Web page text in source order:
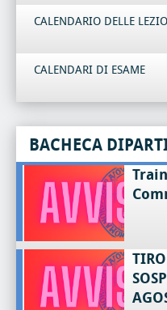
CALENDARIO DELLE
CALENDARI DI ESAME
BACHECA